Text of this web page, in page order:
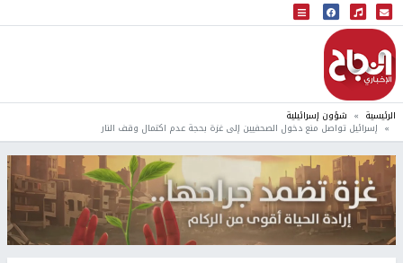
البث المباشر
إذاعة النجاح
الرئيسية شؤون إسرائيلية
إسرائيل تواصل منع دخول الصحفيين إلى غزة بحجة عدم اكتمال وقف النار